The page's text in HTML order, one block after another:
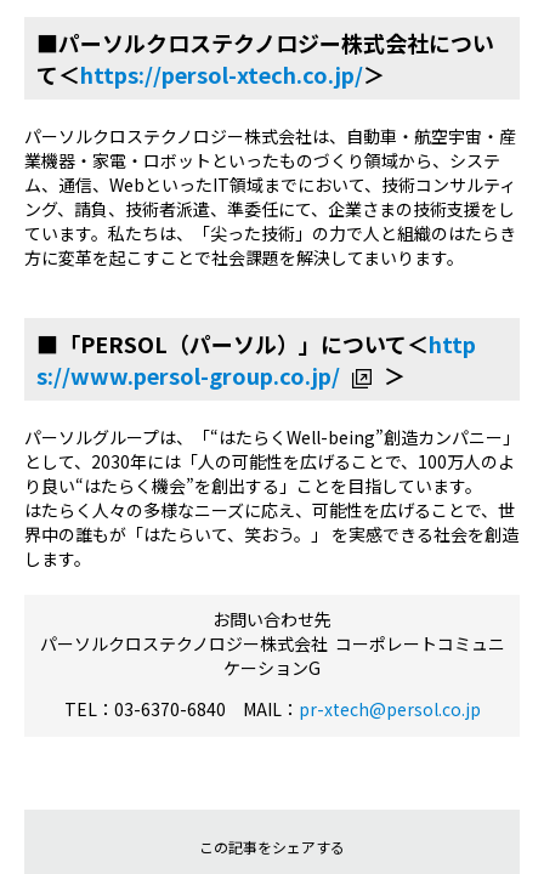
■パーソルクロステクノロジー株式会社につい
て＜https://persol-xtech.co.jp/＞
パーソルクロステクノロジー株式会社は、自動車・航空宇宙・産
業機器・家電・ロボットといったものづくり領域から、システ
ム、通信、WebといったIT領域までにおいて、技術コンサルティ
ング、請負、技術者派遣、準委任にて、企業さまの技術支援をし
ています。私たちは、「尖った技術」の力で人と組織のはたらき
方に変革を起こすことで社会課題を解決してまいります。
■「PERSOL（パーソル）」について＜http
s://www.persol-group.co.jp/
＞
パーソルグループは、「“はたらくWell-being”創造カンパニー」
として、2030年には「人の可能性を広げることで、100万人のよ
り良い“はたらく機会”を創出する」ことを目指しています。
はたらく人々の多様なニーズに応え、可能性を広げることで、世
界中の誰もが「はたらいて、笑おう。」 を実感できる社会を創造
します。
お問い合わせ先
パーソルクロステクノロジー株式会社 コーポレートコミュニ
ケーションG
TEL：03-6370-6840 MAIL： pr-xtech@persol.co.jp
この記事をシェアする